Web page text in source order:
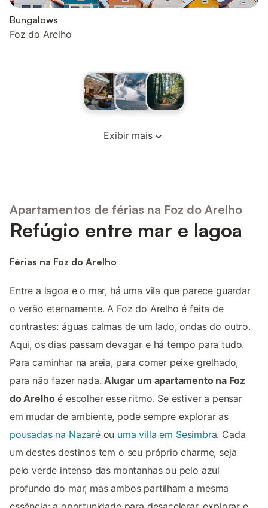
Bungalows
Foz do Arelho
Exibir mais
Apartamentos de férias na Foz do Arelho
Refúgio entre mar e lagoa
Férias na Foz do Arelho
Entre a lagoa e o mar, há uma vila que parece guardar
o verão eternamente. A Foz do Arelho é feita de
contrastes: águas calmas de um lado, ondas do outro.
Aqui, os dias passam devagar e há tempo para tudo.
Para caminhar na areia, para comer peixe grelhado,
para não fazer nada.Alugar um apartamento na Foz
do Arelhoé escolher esse ritmo. Se estiver a pensar
em mudar de ambiente, pode sempre explorar as
pousadas na Nazaréou uma villa em Sesimbra. Cada
um destes destinos tem o seu próprio charme, seja
pelo verde intenso das montanhas ou pelo azul
profundo do mar, mas ambos partilham a mesma